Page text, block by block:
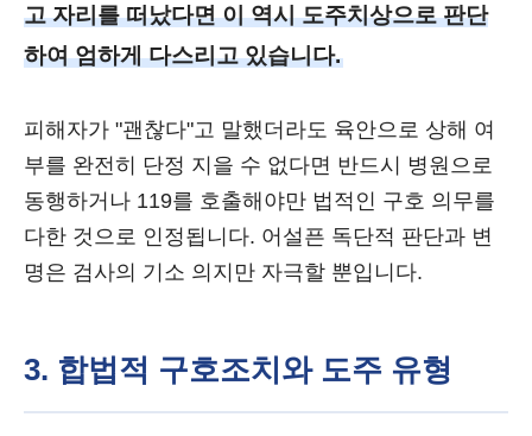
고 자리를 떠났다면 이 역시 도주치상으로 판단
하여 엄하게 다스리고 있습니다.
피해자가 "괜찮다"고 말했더라도 육안으로 상해 여
부를 완전히 단정 지을 수 없다면 반드시 병원으로
동행하거나 119를 호출해야만 법적인 구호 의무를
다한 것으로 인정됩니다. 어설픈 독단적 판단과 변
명은 검사의 기소 의지만 자극할 뿐입니다.
3. 합법적 구호조치와 도주 유형